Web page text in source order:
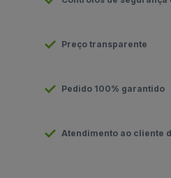
Preço transparente
Pedido 100% garantido
Atendimento ao cliente